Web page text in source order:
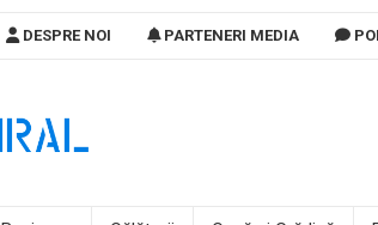
DESPRE NOI PARTENERI MEDIA